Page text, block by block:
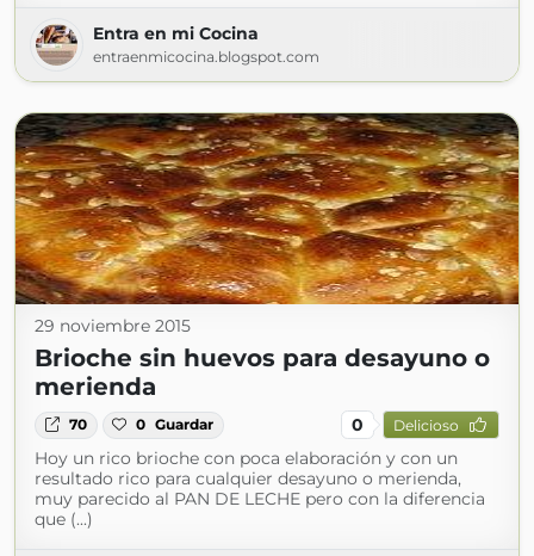
Entra en mi Cocina
entraenmicocina.blogspot.com
29 noviembre 2015
Brioche sin huevos para desayuno o
merienda
70 0 Guardar 0 Delicioso
Hoy un rico brioche con poca elaboración y con un
resultado rico para cualquier desayuno o merienda,
muy parecido al PAN DE LECHE pero con la diferencia
que (...)